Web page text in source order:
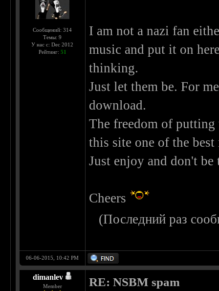
Сообщений: 314
Темы: 9
У нас с: Dec 2012
Рейтинг: 51
I am not a nazi fan
music and put it on
thinking.
Just let them be. For
download.
The freedom of
this site one of the
Just enjoy and don't
Cheers
(Последний раз
06-06-2015, 10:42 PM
dimanlev
Member RE: NSBM spam